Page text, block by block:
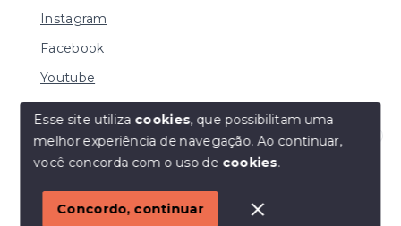
Olá! Estamos disponíveis para te ajudar.
Instagram
Facebook
Youtube
© Copyright 2026 - I URBE CONSULTORIA
IMOBILIÁRIA | CRECI 33.934 J - Todos os direitos
SITE PARA IMOBILIARIA
Esse site utiliza cookies, que possibilitam uma
melhor experiência de navegação.Ao continuar,
você concorda com o uso de cookies.
Concordo, continuar